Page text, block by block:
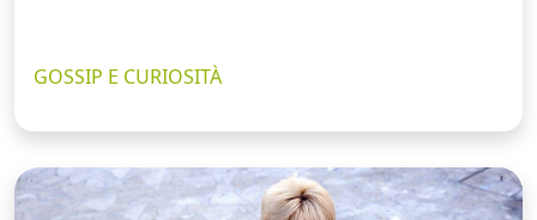
GOSSIP E CURIOSITÀ